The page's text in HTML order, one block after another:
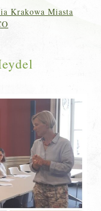
Krakowa Miasta